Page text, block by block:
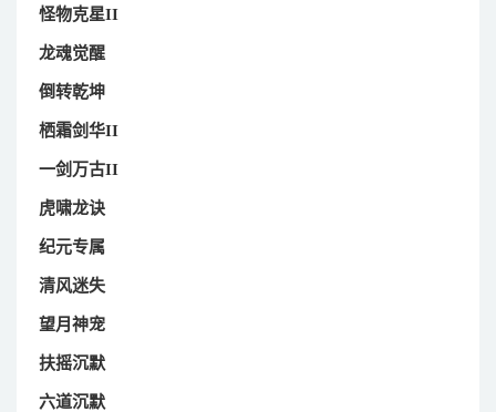
怪物克星II
龙魂觉醒
倒转乾坤
栖霜剑华II
一剑万古II
虎啸龙诀
纪元专属
清风迷失
望月神宠
扶摇沉默
六道沉默